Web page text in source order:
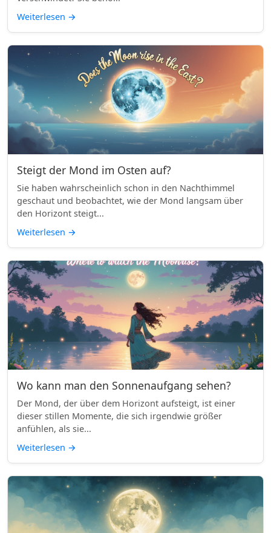
Weiterlesen →
Steigt der Mond im Osten auf?
Sie haben wahrscheinlich schon in den Nachthimmel
geschaut und beobachtet, wie der Mond langsam über
den Horizont steigt...
Weiterlesen →
Wo kann man den Sonnenaufgang sehen?
Der Mond, der über dem Horizont aufsteigt, ist einer
dieser stillen Momente, die sich irgendwie größer
anfühlen, als sie...
Weiterlesen →